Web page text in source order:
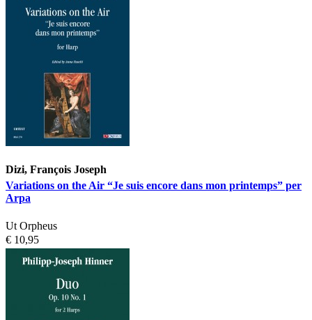
Dizi, François Joseph
Variations on the Air “Je suis encore dans mon printemps” per
Arpa
Ut Orpheus
€ 10,95